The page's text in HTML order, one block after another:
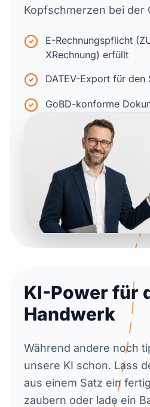
Kopfschmerzen bei der
E-Rechnungspflicht
XRechnung) erfüllt
DATEV-Export für den
GoBD-konforme
KI-Power für
Handwerk
Während andere noch
unsere KI schon. Lass
aus einem Satz ein
zaubern oder lade ein